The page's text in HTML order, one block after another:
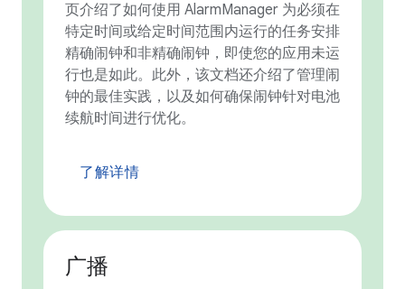
页介绍了如何使用 AlarmManager 为必须在
特定时间或给定时间范围内运行的任务安排
精确闹钟和非精确闹钟，即使您的应用未运
行也是如此。此外，该文档还介绍了管理闹
钟的最佳实践，以及如何确保闹钟针对电池
续航时间进行优化。
了解详情
广播